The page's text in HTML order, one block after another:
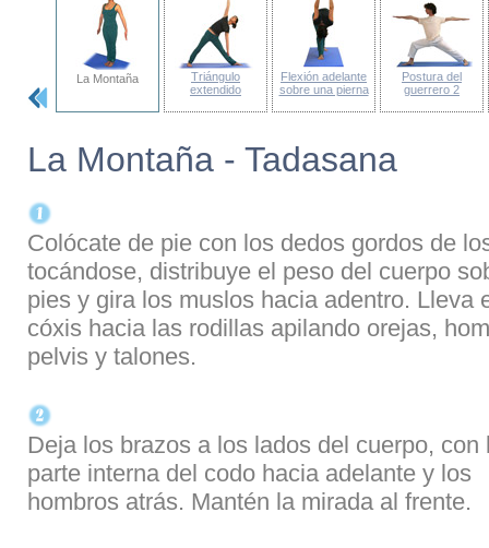
La Montaña
Triángulo
extendido
Flexión adelante
sobre una pierna
Postura del
guerrero 2
La Montaña - Tadasana
Colócate de pie con los dedos gordos de
tocándose, distribuye el peso del cuerpo
pies y gira los muslos hacia adentro. Lleva
cóxis hacia las rodillas apilando orejas,
pelvis y talones.
Deja los brazos a los lados del cuerpo, con
parte interna del codo hacia adelante y los
hombros atrás. Mantén la mirada al frente.